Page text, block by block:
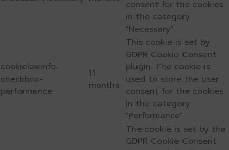
consent for the cookies
in the category
"Necessary".
cookielawinfo-
checkbox-
performance
11
months
This cookie is set by
GDPR Cookie Consent
plugin. The cookie is
used to store the user
consent for the cookies
in the category
"Performance".
The cookie is set by the
GDPR Cookie Consent